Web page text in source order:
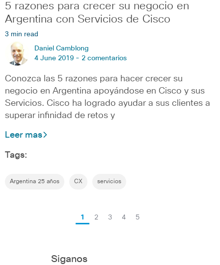
5 razones para crecer su negocio en
Argentina con Servicios de Cisco
3 min read
Daniel Camblong
4 June 2019 - 2 comentarios
Conozca las 5 razones para hacer crecer su
negocio en Argentina apoyándose en Cisco y sus
Servicios. Cisco ha logrado ayudar a sus clientes a
superar infinidad de retos y
Leer mas
Tags:
Argentina 25 años CX servicios
1 2 3 4 5
Siganos